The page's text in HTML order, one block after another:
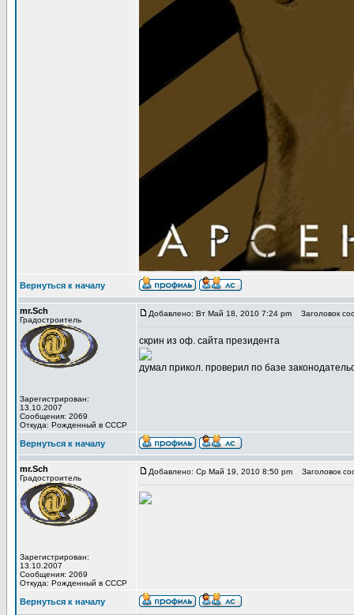
Вернуться к началу
mr.Sch
Градостроитель
Зарегистрирован:
13.10.2007
Сообщения: 2069
Откуда: Рожденный в СССР
Добавлено: Вт Май 18, 2010 7:24 pm Заголовок
скрин из оф. сайта президента
думал прикол. проверил по базе
Вернуться к началу
mr.Sch
Градостроитель
Зарегистрирован:
13.10.2007
Сообщения: 2069
Откуда: Рожденный в СССР
Добавлено: Ср Май 19, 2010 8:50 pm Заголовок
Вернуться к началу